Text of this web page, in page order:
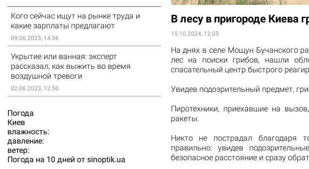
Кого сейчас ищут на рынке труда и
какие зарплаты предлагают
09.06.2023, 14:56
Укрытие или ванная: эксперт
рассказал, как выжить во время
воздушной тревоги
02.06.2023, 12:50
Погода
Киев
влажность:
давление:
ветер:
Погода на 10 дней от sinoptik.ua
В лесу в пригороде Киева
15.10.2024, 12:03
На днях в селе Мощун Бучанского
лес на поиски грибов, нашли
спасательный центр быстрого
Увидев подозрительный предмет,
Пиротехники, приехавшие на
ракеты.
Никто не пострадал благодаря
правильно: увидев
безопасное расстояние и сразу